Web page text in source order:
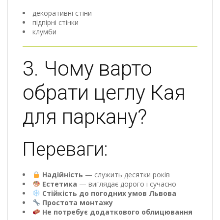
декоративні стіни
підпірні стінки
клумби
3. Чому варто
обрати цеглу Кая
для паркану?
Переваги:
Надійність — служить десятки років
Естетика — виглядає дорого і сучасно
Стійкість до погодних умов Львова
Простота монтажу
Не потребує додаткового облицювання